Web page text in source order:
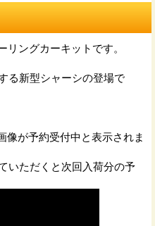
ングカーキットです。
る新型シャーシの登場で
が予約受付中と表示されま
いただくと次回入荷分の予